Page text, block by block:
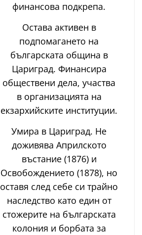
финансова подкрепа.
Остава активен в
подпомагането на
българската община в
Цариград. Финансира
обществени дела, участва
в организацията на
екзархийските институции.
Умира в Цариград. Не
доживява Априлското
въстание (1876) и
Освобождението (1878), но
оставя след себе си трайно
наследство като един от
стожерите на българската
колония и борбата за